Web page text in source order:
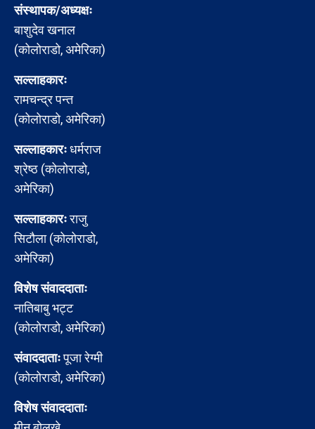
संस्थापक/अध्यक्षः
बाशुदेव खनाल
(कोलोराडो, अमेरिका)
सल्लाहकारः
रामचन्द्र पन्त
(कोलोराडो, अमेरिका)
सल्लाहकारःधर्मराज
श्रेष्ठ (कोलोराडो,
अमेरिका)
सल्लाहकारःराजु
सिटौला (कोलोराडो,
अमेरिका)
विशेष संवाददाताः
नातिबाबु भट्ट
(कोलोराडो, अमेरिका)
संवाददाताःपूजा रेग्मी
(कोलोराडो, अमेरिका)
विशेष संवाददाताः